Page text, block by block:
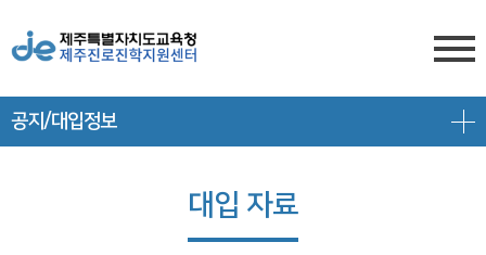
센터소개
공지/대입정보
대입 자료